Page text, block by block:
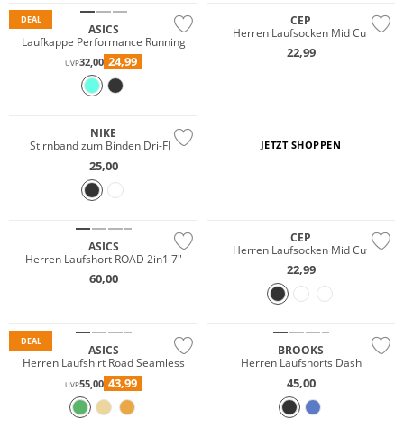
DEAL
ASICS
Laufkappe Performance Running
UVP32,00 24,99
CEP
Herren Laufsocken Mid Cut
22,99
NIKE
Stirnband zum Binden Dri-FIT
25,00
JETZT SHOPPEN
ASICS
Herren Laufshort ROAD 2in1 7"
60,00
CEP
Herren Laufsocken Mid Cut
22,99
DEAL
ASICS
Herren Laufshirt Road Seamless
UVP55,00 43,99
BROOKS
Herren Laufshorts Dash
45,00